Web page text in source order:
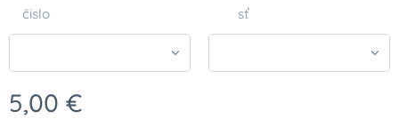
čislo
sť
5,00 €